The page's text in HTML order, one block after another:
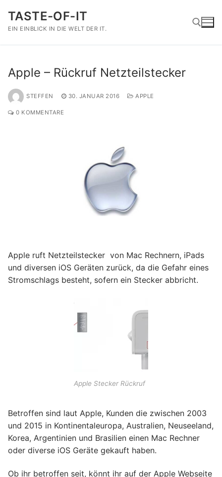
Inhalt
springen
TASTE-OF-IT
EIN EINBLICK IN DIE WELT DER IT.
Apple – Rückruf Netzteilstecker
STEFFEN 30. JANUAR 2016 APPLE
0 KOMMENTARE
Apple ruft Netzteilstecker von Mac Rechnern, iPads
und diversen iOS Geräten zurück, da die Gefahr eines
Stromschlags besteht, sofern ein Stecker abbricht.
Apple Stecker Rückruf
Betroffen sind laut Apple, Kunden die zwischen 2003
und 2015 in Kontinentaleuropa, Australien, Neuseeland,
Korea, Argentinien und Brasilien einen Mac Rechner
oder diverse iOS Geräte gekauft haben.
Ob ihr betroffen seit, könnt ihr auf der Apple Webseite